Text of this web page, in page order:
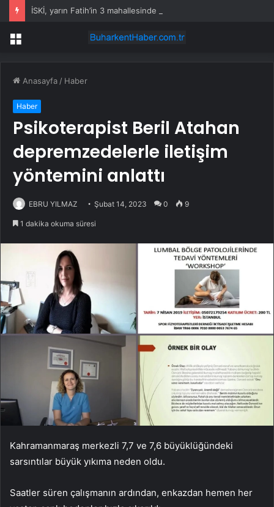
İSKİ, yarın Fatih’in 3 mahallesinde su kesintisi uygulayacak
Menü
Anasayfa / Haber
Haber
Psikoterapist Beril Atahan
depremzedelerle iletişim
yöntemini anlattı
EBRU YILMAZ Şubat 14, 2023 0 9
1 dakika okuma süresi
Kahramanmaraş merkezli 7,7 ve 7,6 büyüklüğündeki
sarsıntılar büyük yıkıma neden oldu.
Saatler süren çalışmanın ardından, enkazdan hemen her